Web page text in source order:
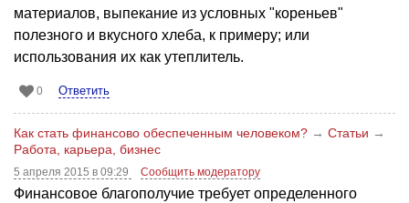
материалов, выпекание из условных "кореньев"
полезного и вкусного хлеба, к примеру; или
использования их как утеплитель.
0 Ответить
Как стать финансово обеспеченным человеком? → Статьи →
Работа, карьера, бизнес
5 апреля 2015 в 09:29 Сообщить модератору
Финансовое благополучие требует определенного